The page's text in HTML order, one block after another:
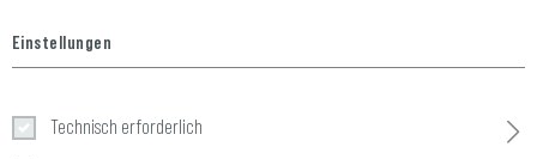
Battle Belt
Einstellungen
Technisch erforderlich